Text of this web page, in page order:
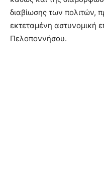
διαβίωσης των πολιτών,
εκτεταμένη αστυνομική
Πελοποννήσου.